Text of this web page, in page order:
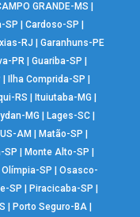
GRANDE-MS
SP Cardoso-SP
RJ
Garanhuns-PE
PR| Guariba-SP
Ilha Comprida-SP
RS Ituiutaba-MG
MG Lages-SC|
AM Matão-SP
SP Monte Alto-SP
|Olímpia-SP |Osasco-
SP Piracicaba-SP
Porto Seguro-BA